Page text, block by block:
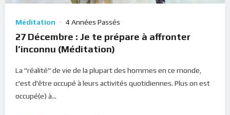
Méditation 4 Années Passés
27 Décembre : Je te prépare à affronter
l’inconnu (Méditation)
La "réalité" de vie de la plupart des hommes en ce monde,
c'est d'être occupé à leurs activités quotidiennes. Plus on est
occupé(e) à...